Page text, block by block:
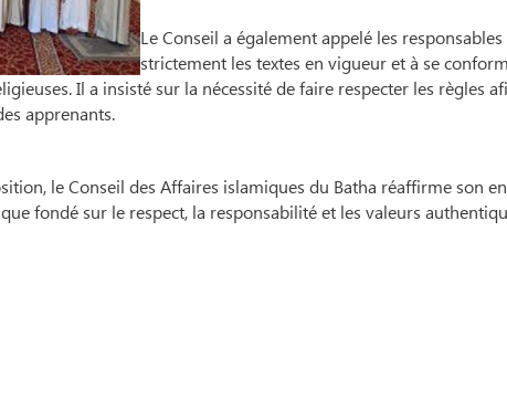
Le Conseil a également appelé les
strictement les textes en vigueur et à se
Il a insisté sur la nécessité de faire respecter les règles
apprenants.
le Conseil des Affaires islamiques du Batha réaffirme son
fondé sur le respect, la responsabilité et les valeurs